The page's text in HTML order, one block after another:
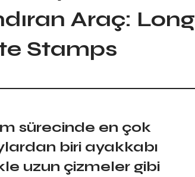
Araç: Long
Stamps
sürecinde en çok
biri ayakkabı
uzun çizmeler gibi